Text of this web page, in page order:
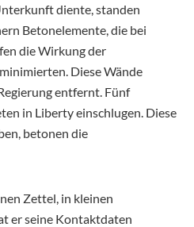
diente, standen
Betonelemente, die bei
die Wirkung der
Diese Wände
entfernt. Fünf
in Liberty einschlugen. Diese
betonen die
Zettel, in kleinen
er seine Kontaktdaten